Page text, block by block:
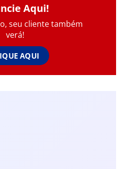
Aqui!
seu cliente também
verá!
AQUI